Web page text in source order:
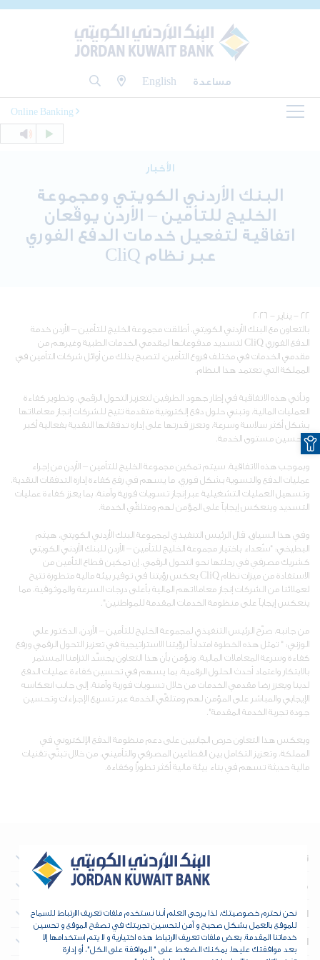
مساعدة English
Online Banking
الأخبار
البنك الأردني الكويتي ومجموعة
الخليج للتأمين – الأردن يوقّعان
اتفاقية لتفعيل خدمات الدفع الفوري
عبر نظام CliQ
٢٢ - يناير - ٢٠٢٦
بالتعاون مع البنك الأردني الكويتي، أطلقت مجموعة الخليج للتأمين – الأردن خدمة
الدفع الفوري CliQ لتسديد مدفوعاتها لمقدمي الخدمات الطبية وغيرهم من
مقدمي الخدمات في مختلف فروع التأمين، لتصبح بذلك من أوائل شركات التأمين في
المملكة التي تعتمد هذا النظام.
وتأتي هذه الاتفاقية في إطار جهود الطرفين لتعزيز التحول الرقمي، وتطوير كفاءة
العمليات المالية، وتبني حلول دفع إلكترونية متقدمة تتيح للشركات إنجاز معاملاتها
بشكل أكثر سلاسة وسرعة، وتعزز قدرتها على إدارة تدفقاتها النقدية بفعالية أكبر
وتحسين مستوى الخدمة.
وبموجب هذه الاتفاقية، سيتم تمكين مجموعة الخليج للتأمين – الأردن من إجراء
عمليات الدفع والتسوية بشكل فوري، ما يسهم في رفع كفاءة إدارة التدفقات النقدية،
وتسهيل العمليات التشغيلية عبر إنجاز تسويات فورية وآمنة، بما يعزز كفاءة عمليات
التسديد وينعكس إيجاباً على المؤمن لهم ومتلقّي الخدمة.
وفي هذا السياق، قال الرئيس التنفيذي لمجموعة البنك الأردني الكويتي، هيثم
البطيخي: "سُعداء باختيار مجموعة الخليج للتأمين – الأردن للبنك الأردني الكويتي
كشريك مصرفي في رحلتها نحو التحول الرقمي. إن تمكين قطاع التأمين من
الاستفادة من ميزات نظام CliQ يعكس رؤيتنا في توفير بيئة مالية متطورة تتيح
لعملائنا من الشركات إنجاز معاملاتهم المالية بأعلى درجات السرعة والموثوقية، مما
ينعكس إيجاباً على منظومة الخدمات المقدمة للمواطنين".
من جانبه، صرّح الرئيس التنفيذي لمجموعة الخليج للتأمين – الأردن، الدكتور علي
الوزني: " تمثل هذه الخطوة امتداداً لرؤيتنا الاستراتيجية في تعزيز التحول الرقمي ورفع
كفاءة وسرعة المعاملات المالية. ونؤمن بأن هذا التعاون يجسّد التزامنا المستمر
بالابتكار واعتماد أحدث الحلول الرقمية، بما يسهم في تحسين كفاءة عمليات الدفع
لدينا ويعزز رضا مقدمي الخدمات من خلال تسويات فورية وآمنة، إلى جانب انعكاسه
الإيجابي والمباشر على المؤمن لهم ومتلقّي الخدمة عبر تسريع الإجراءات وتحسين
جودة تجربة الخدمة المقدمة".
ويعكس هذا التعاون حرص الجانبين على دعم منظومة الدفع الإلكتروني في
المملكة، وتعزيز التكامل بين القطاعين المصرفي والتأميني، من خلال تبنّي تقنيات
مالية حديثة تسهم في بناء بيئة مالية أكثر تطورًا وكفاءة.
نبذة عن البنك
معلومات تهم المستثمرين
العقارات
الخزينة والمؤسسات المالية
نحن نحترم خصوصيتك، لذا يرجى العلم أننا نستخدم ملفات تعريف الارتباط للسماح
للموقع بالعمل بشكل صحيح و آمن لتحسين تجربتك في تصفح الموقع و تحسين
خدماتنا المقدمة. بعض ملفات تعريف الارتباط هذه اختيارية و لا يتم استخدامها إلا
بعد موافقتك عليها. يمكنك الضغط على " الموافقة على الكل"، أو إدارة